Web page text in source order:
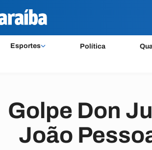
Esportes Política
Golpe Don
João